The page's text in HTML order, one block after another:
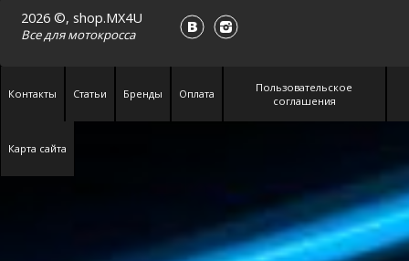
2026 ©, shop.MX4U
Все длямотокросса
Контакты Статьи Бренды Оплата
Пользовательское
соглашения
Карта сайта